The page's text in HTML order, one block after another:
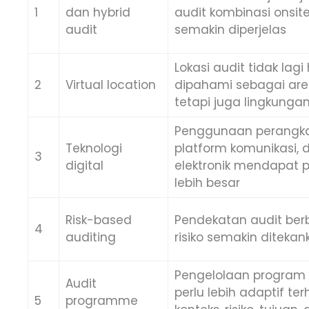
1
dan hybrid
audit
audit kombinasi
semakin diperjelas
2 Virtual location
Lokasi audit tidak lagi
dipahami sebagai
tetapi juga
3
Teknologi
digital
Penggunaan
platform komunikasi,
elektronik mendapat
lebih besar
4
Risk-based
auditing
Pendekatan audit
risiko semakin
5
Audit
programme
Pengelolaan
perlu lebih adaptif